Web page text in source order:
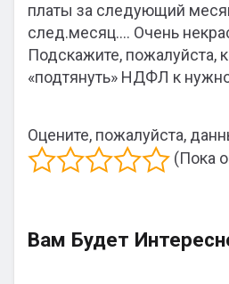
платы за следующий
след.месяц…. Очень
Подскажите, пожалуйста,
«подтянуть» НДФЛ к
Оцените, пожалуйста,
(Пока
Вам Будет